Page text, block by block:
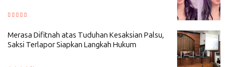
Merasa Difitnah atas Tuduhan Kesaksian Palsu,
Saksi Terlapor Siapkan Langkah Hukum